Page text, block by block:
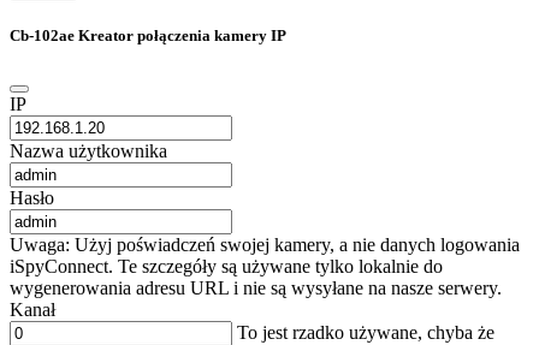
Cb-102ae Kreator połączenia kamery IP
IP
Nazwa użytkownika
Hasło
Uwaga: Użyj poświadczeń swojej kamery, a nie danych logowania
iSpyConnect. Te szczegóły są używane tylko lokalnie do
wygenerowania adresu URL i nie są wysyłane na nasze serwery.
Kanał
To jest rzadko używane, chyba że